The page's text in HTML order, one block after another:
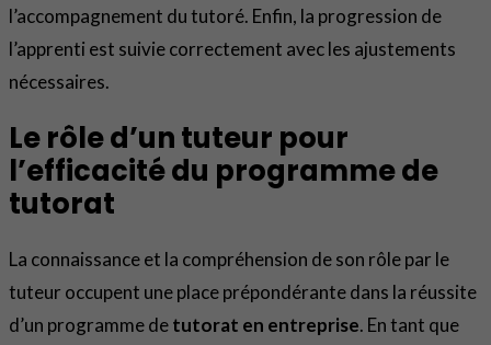
l’accompagnement du tutoré. Enfin, la progression de
l’apprenti est suivie correctement avec les ajustements
nécessaires.
Le rôle d’un tuteur pour
l’efficacité du programme de
tutorat
La connaissance et la compréhension de son rôle par le
tuteur occupent une place prépondérante dans la réussite
d’un programme detutorat en entreprise. En tant que